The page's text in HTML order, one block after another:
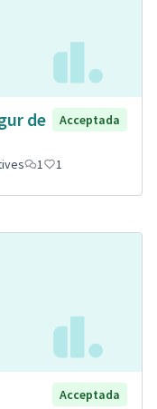
de
Acceptada
1 1
Acceptada